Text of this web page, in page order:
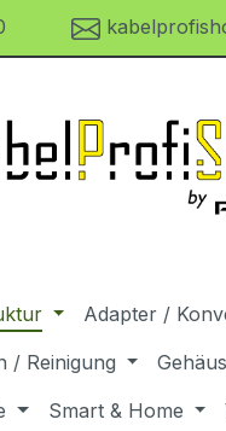
Adapter /
/ Reinigung
Smart & Home